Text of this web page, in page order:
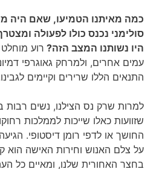
כמה מאיתנו הטמיעו, שאם היה
סולימני נכנס כולו לפעולה
היו נשותנו המצב הזה? רוע
עמים אחרים, ולמרחק גאוגרפי
התנאים הללו שרירים וקיימים
למרות שרק נס הצילנו, נשים רבות
שזוועות כאלו שייכות לממלכות
החושך או לדפי רומן דיסטופי.
על צלם האנוש וחירות האישה הוא
בחצר האחורית שלנו, ומאיים כל